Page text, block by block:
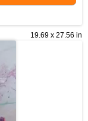
19.69 x 27.56 in